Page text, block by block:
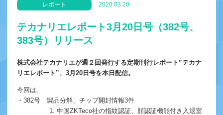
テカナリエレポート3月20日号（382号、
383号）リリース
レポート 2020.03.20.
株式会社テカナリエが週２回発行する定期刊行レポート”テカナ
リエレポート”、3月20日号を本日配信。
今回は、
・382号 製品分解、チップ開封情報3件
1. 中国ZKTeco社の指紋認証、顔認証機能付き入退室